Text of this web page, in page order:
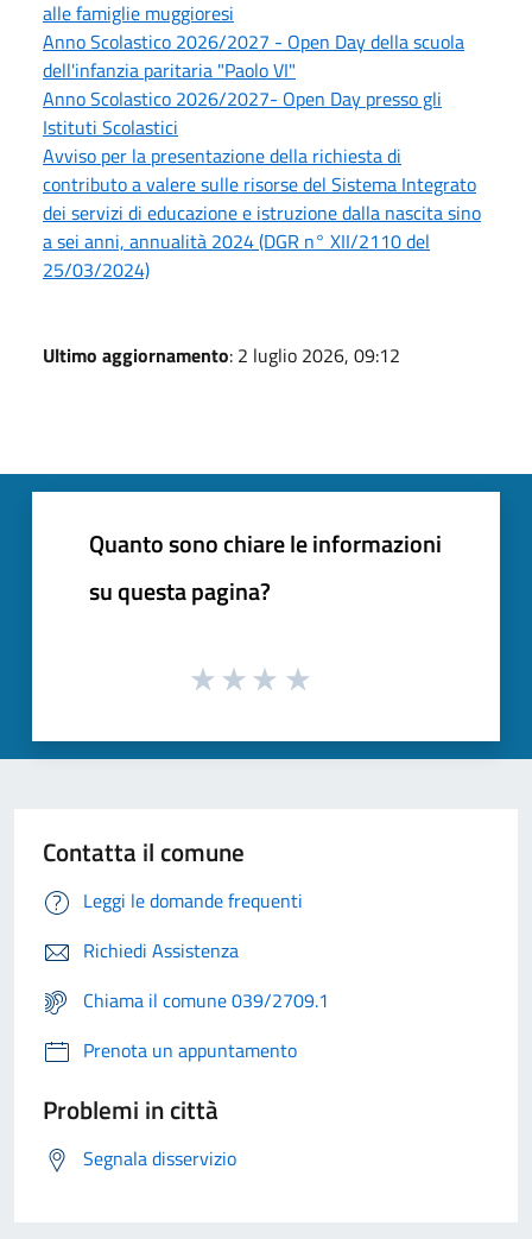
alle famiglie muggioresi
Anno Scolastico 2026/2027 - Open Day della scuola
dell'infanzia paritaria "Paolo VI"
Anno Scolastico 2026/2027- Open Day presso gli
Istituti Scolastici
Avviso per la presentazione della richiesta di
contributo a valere sulle risorse del Sistema Integrato
dei servizi di educazione e istruzione dalla nascita sino
a sei anni, annualità 2024 (DGR n° XII/2110 del
25/03/2024)
Ultimo aggiornamento: 2 luglio 2026, 09:12
Quanto sono chiare le informazioni
su questa pagina?
Contatta il comune
Leggi le domande frequenti
Richiedi Assistenza
Chiama il comune 039/2709.1
Prenota un appuntamento
Problemi in città
Segnala disservizio